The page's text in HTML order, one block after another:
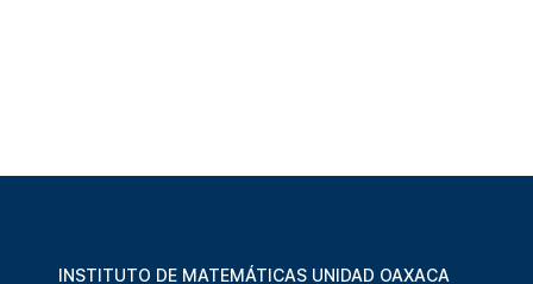
INSTITUTO DE MATEMÁTICAS UNIDAD OAXACA